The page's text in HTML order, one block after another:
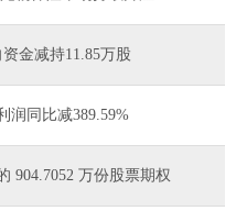
金减持11.85万股
润同比减389.59%
904.7052 万份股票期权